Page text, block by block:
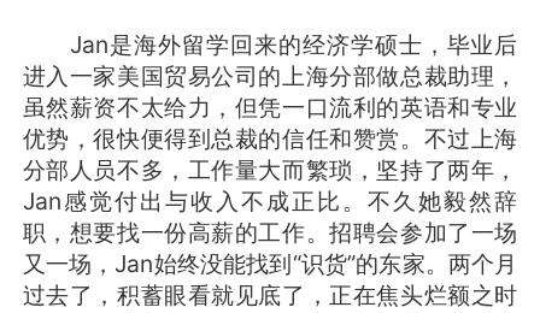
Jan是海外留学回来的经济学硕士，毕业后
进入一家美国贸易公司的上海分部做总裁助理，
虽然薪资不太给力，但凭一口流利的英语和专业
优势，很快便得到总裁的信任和赞赏。不过上海
分部人员不多，工作量大而繁琐，坚持了两年，
Jan感觉付出与收入不成正比。不久她毅然辞
职，想要找一份高薪的工作。招聘会参加了一场
又一场，Jan始终没能找到“识货”的东家。两个月
过去了，积蓄眼看就见底了，正在焦头烂额之时